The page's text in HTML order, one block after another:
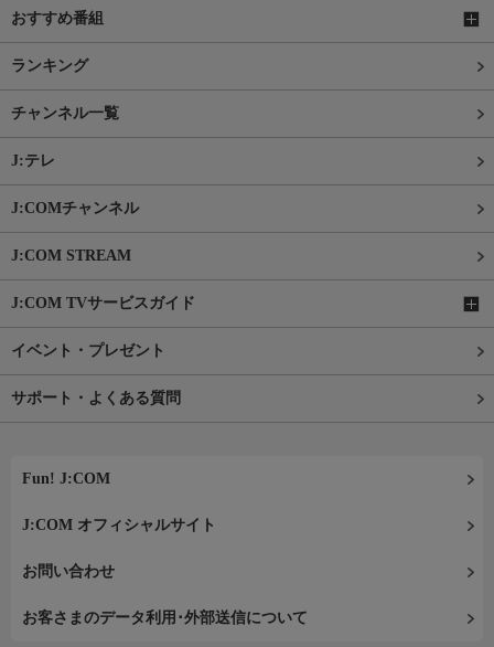
おすすめ番組
ランキング
チャンネル一覧
J:テレ
J:COMチャンネル
J:COM STREAM
J:COM TVサービスガイド
イベント・プレゼント
サポート・よくある質問
Fun! J:COM
J:COM オフィシャルサイト
お問い合わせ
お客さまのデータ利用･外部送信について